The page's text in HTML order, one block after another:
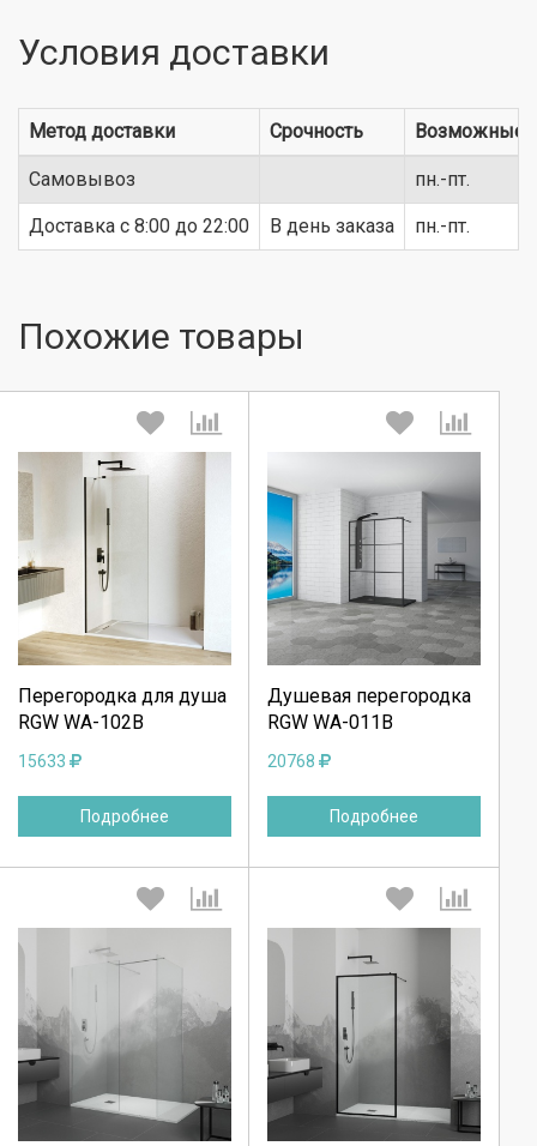
Условия доставки
Метод доставки Срочность Возможные
Самовывоз пн.-пт.
Доставка c 8:00 до 22:00 В день заказа пн.-пт.
Похожие товары
Перегородка для душа
RGW WA-102B
15633
Подробнее
Выберите количество:
Отмена
Душевая перегородка
RGW WA-011B
20768
Подробнее
Выберите количество:
Отмена
Выберите количество: Выберите количество: